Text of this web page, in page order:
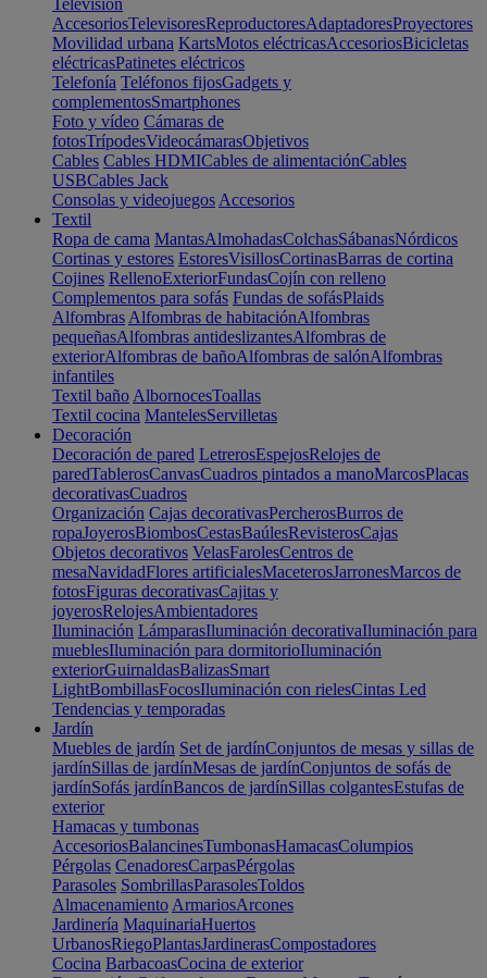
Televisión
AccesoriosTelevisoresReproductoresAdaptadoresProyectores
Movilidad urbana KartsMotos eléctricasAccesoriosBicicletas
eléctricasPatinetes eléctricos
Telefonía Teléfonos fijosGadgets y
complementosSmartphones
Foto y vídeo Cámaras de
fotosTrípodesVideocámarasObjetivos
Cables Cables HDMICables de alimentaciónCables
USBCables Jack
Consolas y videojuegos Accesorios
Textil
Ropa de cama MantasAlmohadasColchasSábanasNórdicos
Cortinas y estores EstoresVisillosCortinasBarras de cortina
Cojines RellenoExteriorFundasCojín con relleno
Complementos para sofás Fundas de sofásPlaids
Alfombras Alfombras de habitaciónAlfombras
pequeñasAlfombras antideslizantesAlfombras de
exteriorAlfombras de bañoAlfombras de salónAlfombras
infantiles
Textil baño AlbornocesToallas
Textil cocina MantelesServilletas
Decoración
Decoración de pared LetrerosEspejosRelojes de
paredTablerosCanvasCuadros pintados a manoMarcosPlacas
decorativasCuadros
Organización Cajas decorativasPercherosBurros de
ropaJoyerosBiombosCestasBaúlesRevisterosCajas
Objetos decorativos VelasFarolesCentros de
mesaNavidadFlores artificialesMaceterosJarronesMarcos de
fotosFiguras decorativasCajitas y
joyerosRelojesAmbientadores
Iluminación LámparasIluminación decorativaIluminación para
mueblesIluminación para dormitorioIluminación
exteriorGuirnaldasBalizasSmart
LightBombillasFocosIluminación con rielesCintas Led
Tendencias y temporadas
Jardín
Muebles de jardín Set de jardínConjuntos de mesas y sillas de
jardínSillas de jardínMesas de jardínConjuntos de sofás de
jardínSofás jardínBancos de jardínSillas colgantesEstufas de
exterior
Hamacas y tumbonas
AccesoriosBalancinesTumbonasHamacasColumpios
Pérgolas CenadoresCarpasPérgolas
Parasoles SombrillasParasolesToldos
Almacenamiento ArmariosArcones
Jardinería MaquinariaHuertos
UrbanosRiegoPlantasJardinerasCompostadores
Cocina BarbacoasCocina de exterior